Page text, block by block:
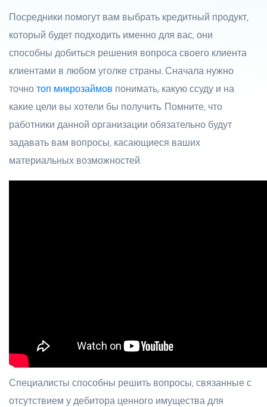
Посредники помогут вам выбрать кредитный продукт,
который будет подходить именно для вас, они
способны добиться решения вопроса своего клиента
клиентами в любом уголке страны. Сначала нужно
точнотоп микрозаймов понимать, какую ссуду и на
какие цели вы хотели бы получить. Помните, что
работники данной организации обязательно будут
задавать вам вопросы, касающиеся ваших
материальных возможностей.
Специалисты способны решить вопросы, связанные с
отсутствием у дебитора ценного имущества для